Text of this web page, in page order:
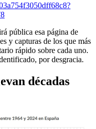
pública esa página de
y capturas de los que más
rápido sobre cada uno.
por desgracia.
décadas